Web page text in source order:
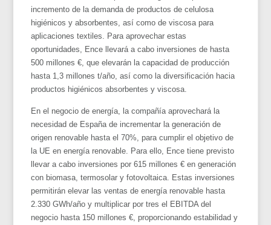
incremento de la demanda de productos de celulosa
higiénicos y absorbentes, así como de viscosa para
aplicaciones textiles. Para aprovechar estas
oportunidades, Ence llevará a cabo inversiones de hasta
500 millones €, que elevarán la capacidad de producción
hasta 1,3 millones t/año, así como la diversificación hacia
productos higiénicos absorbentes y viscosa.
En el negocio de energía, la compañía aprovechará la
necesidad de España de incrementar la generación de
origen renovable hasta el 70%, para cumplir el objetivo de
la UE en energía renovable. Para ello, Ence tiene previsto
llevar a cabo inversiones por 615 millones € en generación
con biomasa, termosolar y fotovoltaica. Estas inversiones
permitirán elevar las ventas de energía renovable hasta
2.330 GWh/año y multiplicar por tres el EBITDA del
negocio hasta 150 millones €, proporcionando estabilidad y